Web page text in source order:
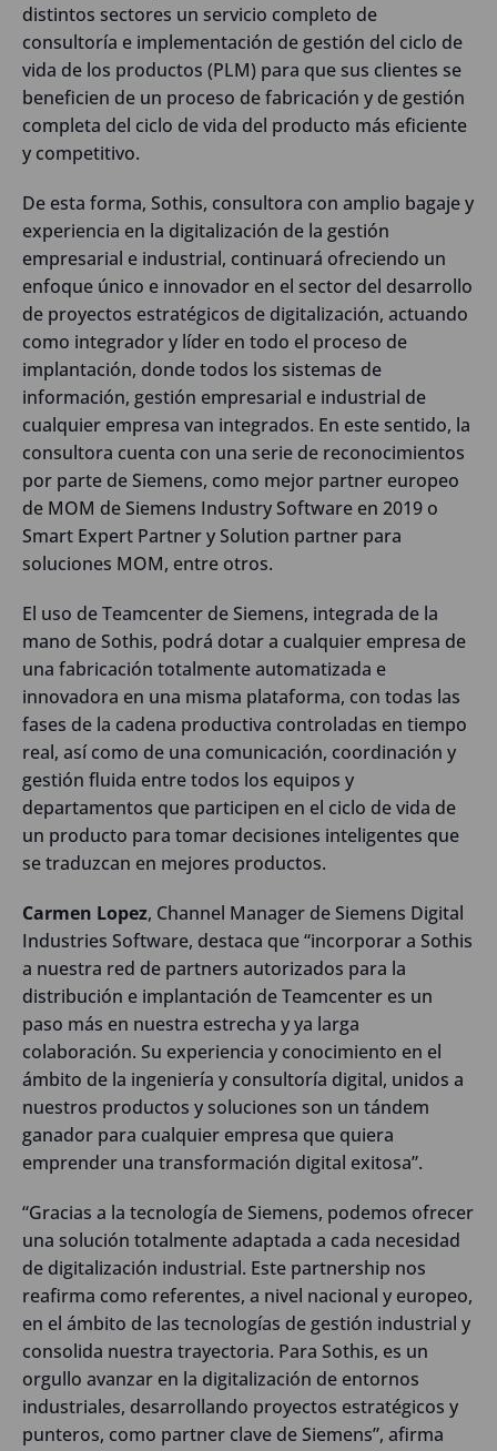
distintos sectores un servicio completo de
consultoría e implementación de gestión del ciclo de
vida de los productos (PLM) para que sus clientes se
beneficien de un proceso de fabricación y de gestión
completa del ciclo de vida del producto más eficiente
y competitivo.
De esta forma, Sothis, consultora con amplio bagaje y
experiencia en la digitalización de la gestión
empresarial e industrial, continuará ofreciendo un
enfoque único e innovador en el sector del desarrollo
de proyectos estratégicos de digitalización, actuando
como integrador y líder en todo el proceso de
implantación, donde todos los sistemas de
información, gestión empresarial e industrial de
cualquier empresa van integrados. En este sentido, la
consultora cuenta con una serie de reconocimientos
por parte de Siemens, como mejor partner europeo
de MOM de Siemens Industry Software en 2019 o
Smart Expert Partner y Solution partner para
soluciones MOM, entre otros.
El uso de Teamcenter de Siemens, integrada de la
mano de Sothis, podrá dotar a cualquier empresa de
una fabricación totalmente automatizada e
innovadora en una misma plataforma, con todas las
fases de la cadena productiva controladas en tiempo
real, así como de una comunicación, coordinación y
gestión fluida entre todos los equipos y
departamentos que participen en el ciclo de vida de
un producto para tomar decisiones inteligentes que
se traduzcan en mejores productos.
Carmen Lopez, Channel Manager de Siemens Digital
Industries Software, destaca que “incorporar a Sothis
a nuestra red de partners autorizados para la
distribución e implantación de Teamcenter es un
paso más en nuestra estrecha y ya larga
colaboración. Su experiencia y conocimiento en el
ámbito de la ingeniería y consultoría digital, unidos a
nuestros productos y soluciones son un tándem
ganador para cualquier empresa que quiera
emprender una transformación digital exitosa”.
“Gracias a la tecnología de Siemens, podemos ofrecer
una solución totalmente adaptada a cada necesidad
de digitalización industrial. Este partnership nos
reafirma como referentes, a nivel nacional y europeo,
en el ámbito de las tecnologías de gestión industrial y
consolida nuestra trayectoria. Para Sothis, es un
orgullo avanzar en la digitalización de entornos
industriales, desarrollando proyectos estratégicos y
punteros, como partner clave de Siemens”, afirma